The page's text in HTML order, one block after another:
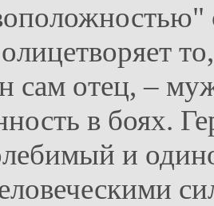
сам отец, –
в боях.
и